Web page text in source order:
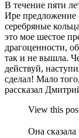
В течение пяти
Ире предложение
серебряные
это мое шестое
драгоценности,
так и не вышла.
действуй,
сделал! Мало
рассказал
View this
Она